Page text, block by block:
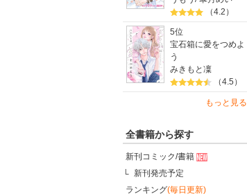
（4.2）
5位
宝石箱に愛をつめよ
う
みきもと凜
（4.5）
もっと見る
全書籍から探す
新刊コミック/書籍
新刊発売予定
ランキング(毎日更新)